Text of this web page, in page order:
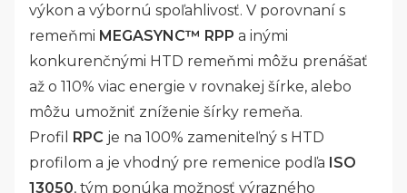
výkon a výbornú spoľahlivosť. V porovnaní s
remeňmi MEGASYNC™ RPP a inými
konkurenčnými HTD remeňmi môžu prenášať
až o 110% viac energie v rovnakej šírke, alebo
môžu umožniť zníženie šírky remeňa.
Profil
RPC je na 100% zameniteľný s HTD
profilom a je vhodný pre remenice podľa ISO
13050, tým ponúka možnosť výrazného